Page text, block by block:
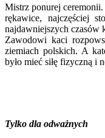
Mistrz ponurej
rękawice, najczęściej
najdawniejszych czasów
Zawodowi kaci
ziemiach polskich. A
było mieć siłę fizyczną i
Tylko dla odważnych